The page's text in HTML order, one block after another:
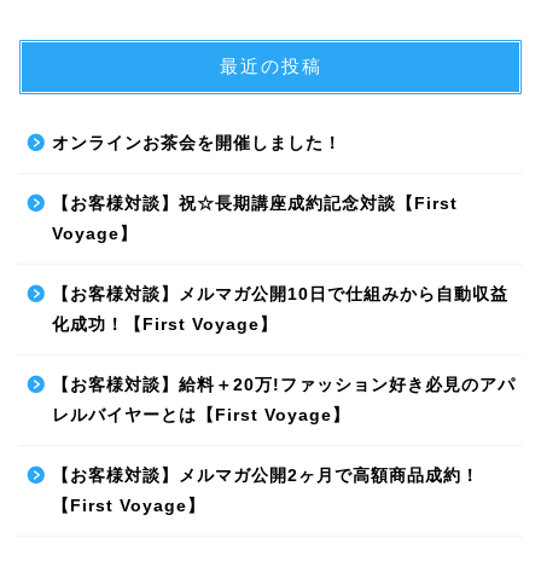
最近の投稿
オンラインお茶会を開催しました！
【お客様対談】祝☆長期講座成約記念対談【First
Voyage】
【お客様対談】メルマガ公開10日で仕組みから自動収益
化成功！【First Voyage】
【お客様対談】給料＋20万!ファッション好き必見のアパ
レルバイヤーとは【First Voyage】
【お客様対談】メルマガ公開2ヶ月で高額商品成約！
【First Voyage】